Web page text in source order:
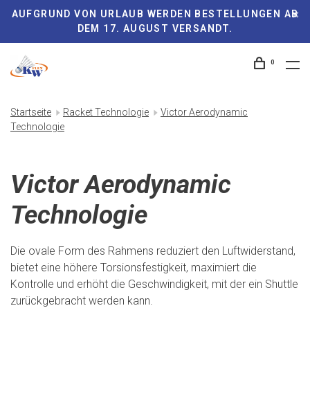
AUFGRUND VON URLAUB WERDEN BESTELLUNGEN AB
DEM 17. AUGUST VERSANDT.
0
Startseite Racket Technologie
Victor Aerodynamic
Technologie
Victor Aerodynamic
Technologie
Die ovale Form des Rahmens reduziert den Luftwiderstand,
bietet eine höhere Torsionsfestigkeit, maximiert die
Kontrolle und erhöht die Geschwindigkeit, mit der ein Shuttle
zurückgebracht werden kann.